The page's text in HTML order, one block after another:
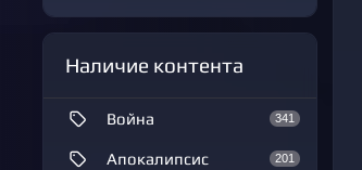
Наличие контента
341
Война
201
Апокалипсис